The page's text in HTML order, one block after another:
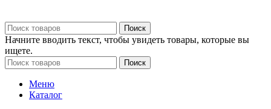
Поиск
Начните вводить текст, чтобы увидеть товары, которые вы
ищете.
Поиск
Меню
Каталог